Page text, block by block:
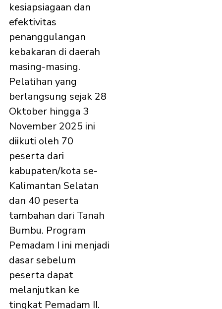
kesiapsiagaan dan
efektivitas
penanggulangan
kebakaran di daerah
masing-masing.
Pelatihan yang
berlangsung sejak 28
Oktober hingga 3
November 2025 ini
diikuti oleh 70
peserta dari
kabupaten/kota se-
Kalimantan Selatan
dan 40 peserta
tambahan dari Tanah
Bumbu. Program
Pemadam I ini menjadi
dasar sebelum
peserta dapat
melanjutkan ke
tingkat Pemadam II.